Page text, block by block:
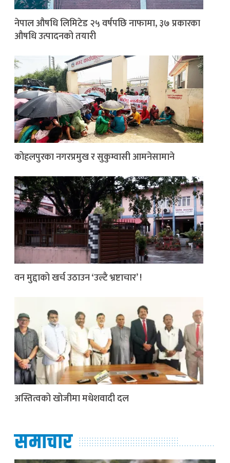
नेपाल औषधि लिमिटेड २५ वर्षपछि नाफामा, ३७ प्रकारका
औषधि उत्पादनको तयारी
कोहलपुरका नगरप्रमुख र सुकुम्वासी आमनेसामाने
वन मुद्दाको खर्च उठाउन ‘उल्टै भ्रष्टाचार’ !
अस्तित्वको खोजीमा मधेशवादी दल
समाचार